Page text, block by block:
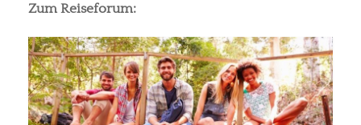
Zum Reiseforum: